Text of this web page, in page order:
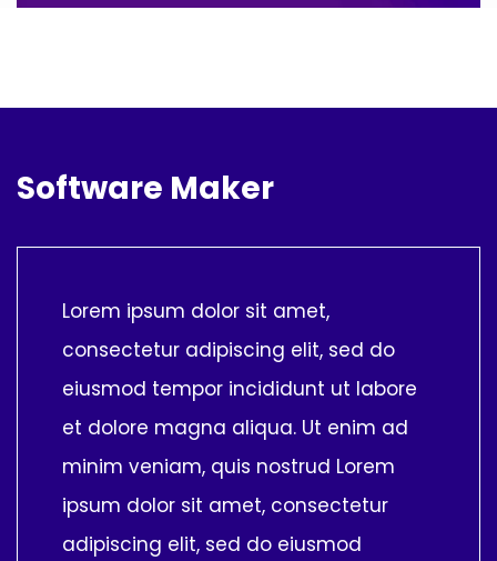
Software Maker
Lorem ipsum dolor sit amet,
consectetur adipiscing elit, sed do
eiusmod tempor incididunt ut labore
et dolore magna aliqua. Ut enim ad
minim veniam, quis nostrud Lorem
ipsum dolor sit amet, consectetur
adipiscing elit, sed do eiusmod